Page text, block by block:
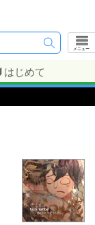
メニュー
はじめて